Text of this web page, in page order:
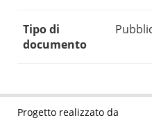
Tipo di
documento
Progetto realizzato da